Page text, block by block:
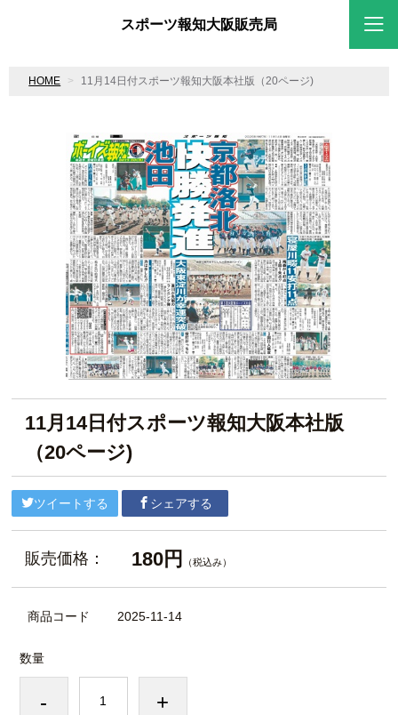
スポーツ報知大阪販売局
HOME 11月14日付スポーツ報知大阪本社版（20ページ)
11月14日付スポーツ報知大阪本社版
（20ページ)
ツイートする シェアする
販売価格： 180円 （税込み）
商品コード 2025-11-14
数量
- +